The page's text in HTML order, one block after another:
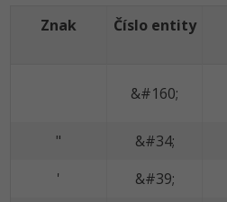
Znak Číslo entity
&#160;
"
&#34;
'
&#39;